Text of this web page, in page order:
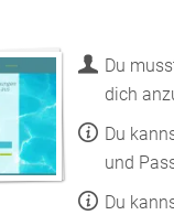
Du
dich
Du
und
Du